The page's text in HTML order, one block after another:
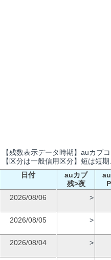
【残数表示データ時期】auカブ
【区分は一般信用区分】短は短
日付
auカブ
残>夜
2026/08/06
>
2026/08/05
>
2026/08/04
>